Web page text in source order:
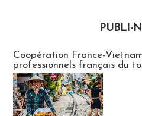
PUBLI-
Coopération France-
professionnels français du